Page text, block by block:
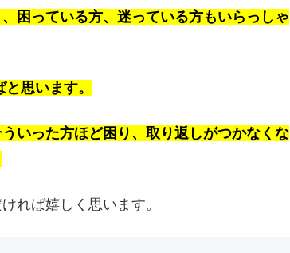
困っている方、迷っている方もいらっしゃ
思います。
いった方ほど困り、取り返しがつかなくな
れば嬉しく思います。